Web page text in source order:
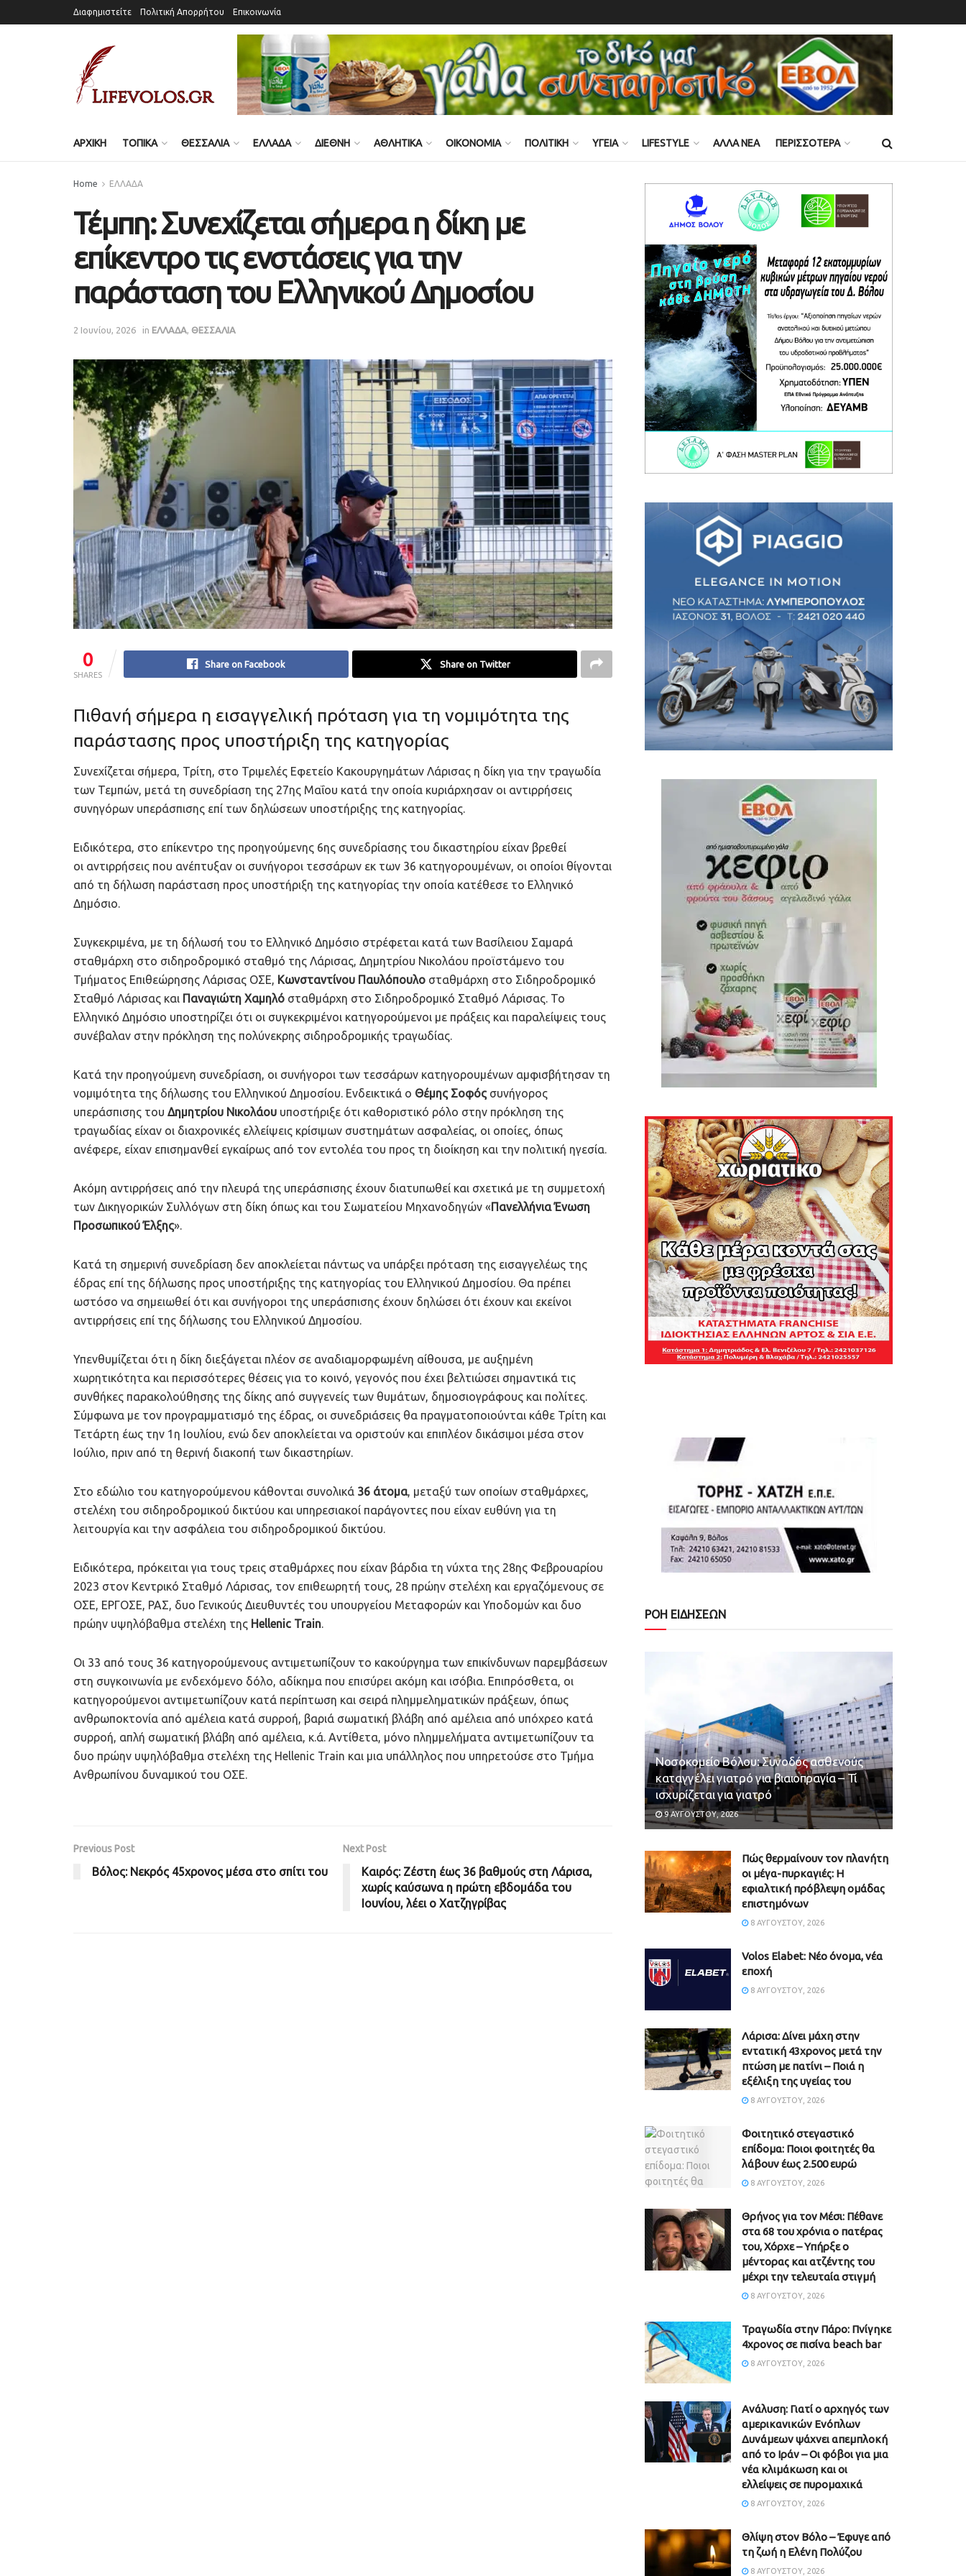
Διαφημιστείτε Πολιτική Απορρήτου Επικοινωνία
ΑΡΧΙΚΗ ΤΟΠΙΚΑ ΘΕΣΣΑΛΙΑ ΕΛΛΑΔΑ ΔΙΕΘΝΗ ΑΘΛΗΤΙΚΑ ΟΙΚΟΝΟΜΙΑ ΠΟΛΙΤΙΚΗ ΥΓΕΙΑ LIFESTYLE ΑΛΛΑ ΝΕΑ ΠΕΡΙΣΣΟΤΕΡΑ
Home ΕΛΛΑΔΑ
Τέμπη: Συνεχίζεται σήμερα η δίκη με
επίκεντρο τις ενστάσεις για την
παράσταση του Ελληνικού Δημοσίου
2 Ιουνίου, 2026 in ΕΛΛΑΔΑ ΘΕΣΣΑΛΙΑ
0
SHARES
Share on Facebook Share on Twitter
Πιθανή σήμερα η εισαγγελική πρόταση για τη νομιμότητα της
παράστασης προς υποστήριξη της κατηγορίας
Συνεχίζεται σήμερα, Τρίτη, στο Τριμελές Εφετείο Κακουργημάτων Λάρισας η δίκη για την τραγωδία
των Τεμπών, μετά τη συνεδρίαση της 27ης Μαΐου κατά την οποία κυριάρχησαν οι αντιρρήσεις
συνηγόρων υπεράσπισης επί των δηλώσεων υποστήριξης της κατηγορίας.
Ειδικότερα, στο επίκεντρο της προηγούμενης 6ης συνεδρίασης του δικαστηρίου είχαν βρεθεί
οι αντιρρήσεις που ανέπτυξαν οι συνήγοροι τεσσάρων εκ των 36 κατηγορουμένων, οι οποίοι θίγονται
από τη δήλωση παράσταση προς υποστήριξη της κατηγορίας την οποία κατέθεσε το Ελληνικό
Δημόσιο.
Συγκεκριμένα, με τη δήλωσή του το Ελληνικό Δημόσιο στρέφεται κατά των Βασίλειου Σαμαρά
σταθμάρχη στο σιδηροδρομικό σταθμό της Λάρισας, Δημητρίου Νικολάου προϊστάμενο του
Τμήματος Επιθεώρησης Λάρισας ΟΣΕ, Κωνσταντίνου Παυλόπουλο σταθμάρχη στο Σιδηροδρομικό
Σταθμό Λάρισας και Παναγιώτη Χαμηλό σταθμάρχη στο Σιδηροδρομικό Σταθμό Λάρισας. Το
Ελληνικό Δημόσιο υποστηρίζει ότι οι συγκεκριμένοι κατηγορούμενοι με πράξεις και παραλείψεις τους
συνέβαλαν στην πρόκληση της πολύνεκρης σιδηροδρομικής τραγωδίας.
Κατά την προηγούμενη συνεδρίαση, οι συνήγοροι των τεσσάρων κατηγορουμένων αμφισβήτησαν τη
νομιμότητα της δήλωσης του Ελληνικού Δημοσίου. Ενδεικτικά ο Θέμης Σοφός συνήγορος
υπεράσπισης του Δημητρίου Νικολάου υποστήριξε ότι καθοριστικό ρόλο στην πρόκληση της
τραγωδίας είχαν οι διαχρονικές ελλείψεις κρίσιμων συστημάτων ασφαλείας, οι οποίες, όπως
ανέφερε, είχαν επισημανθεί εγκαίρως από τον εντολέα του προς τη διοίκηση και την πολιτική ηγεσία.
Ακόμη αντιρρήσεις από την πλευρά της υπεράσπισης έχουν διατυπωθεί και σχετικά με τη συμμετοχή
των Δικηγορικών Συλλόγων στη δίκη όπως και του Σωματείου Μηχανοδηγών «Πανελλήνια Ένωση
Προσωπικού Έλξης».
Κατά τη σημερινή συνεδρίαση δεν αποκλείεται πάντως να υπάρξει πρόταση της εισαγγελέως της
έδρας επί της δήλωσης προς υποστήριξης της κατηγορίας του Ελληνικού Δημοσίου. Θα πρέπει
ωστόσο να σημειωθεί ότι και συνήγοροι της υπεράσπισης έχουν δηλώσει ότι έχουν και εκείνοι
αντιρρήσεις επί της δήλωσης του Ελληνικού Δημοσίου.
Υπενθυμίζεται ότι η δίκη διεξάγεται πλέον σε αναδιαμορφωμένη αίθουσα, με αυξημένη
χωρητικότητα και περισσότερες θέσεις για το κοινό, γεγονός που έχει βελτιώσει σημαντικά τις
συνθήκες παρακολούθησης της δίκης από συγγενείς των θυμάτων, δημοσιογράφους και πολίτες.
Σύμφωνα με τον προγραμματισμό της έδρας, οι συνεδριάσεις θα πραγματοποιούνται κάθε Τρίτη και
Τετάρτη έως την 1η Ιουλίου, ενώ δεν αποκλείεται να οριστούν και επιπλέον δικάσιμοι μέσα στον
Ιούλιο, πριν από τη θερινή διακοπή των δικαστηρίων.
Στο εδώλιο του κατηγορούμενου κάθονται συνολικά 36 άτομα, μεταξύ των οποίων σταθμάρχες,
στελέχη του σιδηροδρομικού δικτύου και υπηρεσιακοί παράγοντες που είχαν ευθύνη για τη
λειτουργία και την ασφάλεια του σιδηροδρομικού δικτύου.
Ειδικότερα, πρόκειται για τους τρεις σταθμάρχες που είχαν βάρδια τη νύχτα της 28ης Φεβρουαρίου
2023 στον Κεντρικό Σταθμό Λάρισας, τον επιθεωρητή τους, 28 πρώην στελέχη και εργαζόμενους σε
ΟΣΕ, ΕΡΓΟΣΕ, ΡΑΣ, δυο Γενικούς Διευθυντές του υπουργείου Μεταφορών και Υποδομών και δυο
πρώην υψηλόβαθμα στελέχη της Hellenic Train.
Οι 33 από τους 36 κατηγορούμενους αντιμετωπίζουν το κακούργημα των επικίνδυνων παρεμβάσεων
στη συγκοινωνία με ενδεχόμενο δόλο, αδίκημα που επισύρει ακόμη και ισόβια. Επιπρόσθετα, οι
κατηγορούμενοι αντιμετωπίζουν κατά περίπτωση και σειρά πλημμεληματικών πράξεων, όπως
ανθρωποκτονία από αμέλεια κατά συρροή, βαριά σωματική βλάβη από αμέλεια από υπόχρεο κατά
συρροή, απλή σωματική βλάβη από αμέλεια, κ.ά. Αντίθετα, μόνο πλημμελήματα αντιμετωπίζουν τα
δυο πρώην υψηλόβαθμα στελέχη της Hellenic Train και μια υπάλληλος που υπηρετούσε στο Τμήμα
Ανθρωπίνου δυναμικού του ΟΣΕ.
Previous Post
Βόλος: Νεκρός 45χρονος μέσα στο σπίτι του
Next Post
Καιρός: Ζέστη έως 36 βαθμούς στη Λάρισα,
χωρίς καύσωνα η πρώτη εβδομάδα του
Ιουνίου, λέει ο Χατζηγρίβας
ΡΟΗ ΕΙΔΗΣΕΩΝ
Νοσοκομείο Βόλου: Συνοδός ασθενούς
καταγγέλει γιατρό για βιαιοπραγία – Τί
ισχυρίζεται για γιατρό
9 ΑΥΓΟΎΣΤΟΥ, 2026
Πώς θερμαίνουν τον πλανήτη
οι μέγα-πυρκαγιές: Η
εφιαλτική πρόβλεψη ομάδας
επιστημόνων
8 ΑΥΓΟΎΣΤΟΥ, 2026
Volos Elabet: Νέο όνομα, νέα
εποχή
8 ΑΥΓΟΎΣΤΟΥ, 2026
Λάρισα: Δίνει μάχη στην
εντατική 43χρονος μετά την
πτώση με πατίνι – Ποιά η
εξέλιξη της υγείας του
8 ΑΥΓΟΎΣΤΟΥ, 2026
Φοιτητικό στεγαστικό
επίδομα: Ποιοι φοιτητές θα
λάβουν έως 2.500 ευρώ
8 ΑΥΓΟΎΣΤΟΥ, 2026
Θρήνος για τον Μέσι: Πέθανε
στα 68 του χρόνια ο πατέρας
του, Χόρχε – Υπήρξε ο
μέντορας και ατζέντης του
μέχρι την τελευταία στιγμή
8 ΑΥΓΟΎΣΤΟΥ, 2026
Τραγωδία στην Πάρο: Πνίγηκε
4χρονος σε πισίνα beach bar
8 ΑΥΓΟΎΣΤΟΥ, 2026
Ανάλυση: Γιατί ο αρχηγός των
αμερικανικών Ενόπλων
Δυνάμεων ψάχνει απεμπλοκή
από το Ιράν – Οι φόβοι για μια
νέα κλιμάκωση και οι
ελλείψεις σε πυρομαχικά
8 ΑΥΓΟΎΣΤΟΥ, 2026
Θλίψη στον Βόλο – Έφυγε από
τη ζωή η Ελένη Πολύζου
8 ΑΥΓΟΎΣΤΟΥ, 2026